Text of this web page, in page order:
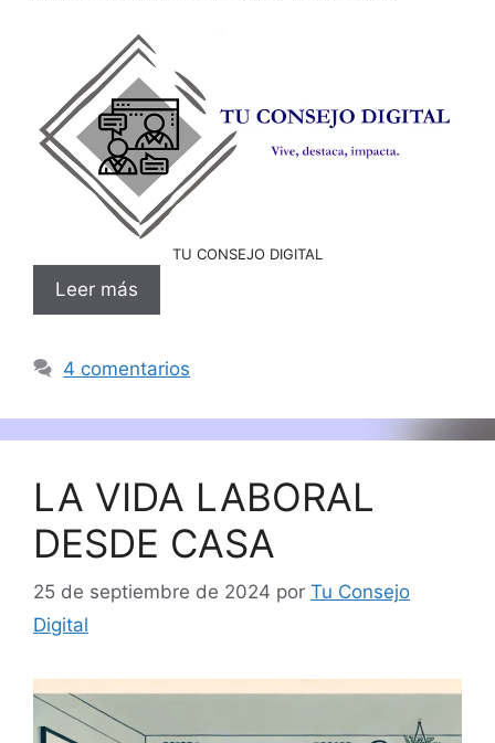
TU CONSEJO DIGITAL
Leer más
4 comentarios
LA VIDA LABORAL
DESDE CASA
25 de septiembre de 2024 por Tu Consejo
Digital